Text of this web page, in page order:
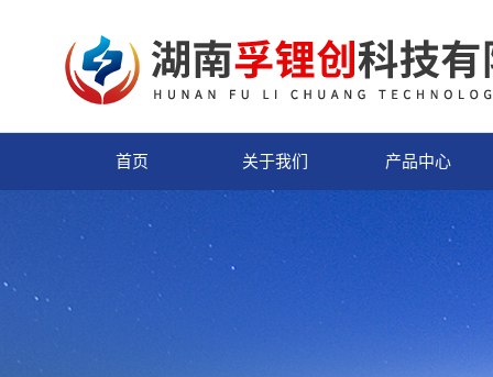
首页 关于我们 产品中心